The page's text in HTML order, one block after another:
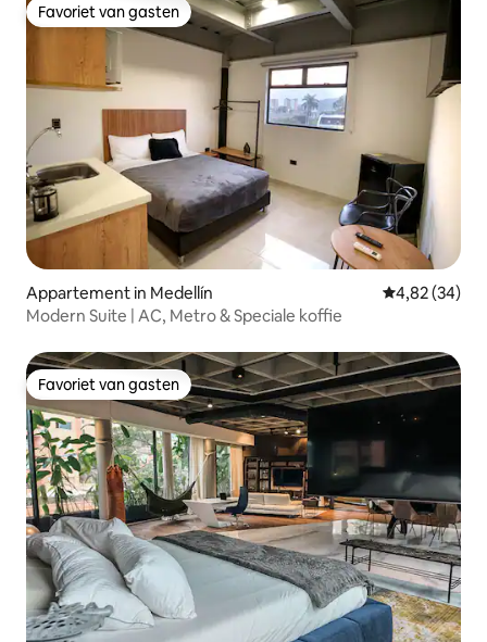
Favoriet van gasten
Favoriet van gasten
Appartement in Medellín Gemiddelde
4,82 (34)
Modern Suite | AC, Metro & Speciale koffie
Favoriet van gasten
Favoriet van gasten